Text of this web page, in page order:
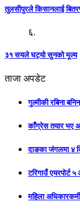
तुलसीपुरले किसानलाई
६.
३१ सयले घट्यो सुनको मूल्य
ताजा अपडेट
गुल्मीकी रबिना
काँग्रेस तयार भए
दाङका जंगलमा ४
टरिगाउँ एयरपोर्ट
महिला